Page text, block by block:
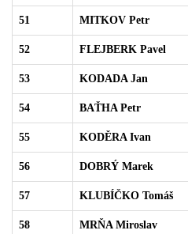
51 MITKOV Petr
52 FLEJBERK Pavel
53 KODADA Jan
54 BAŤHA Petr
55 KODĚRA Ivan
56 DOBRÝ Marek
57 KLUBÍČKO Tomáš
58 MRŇA Miroslav